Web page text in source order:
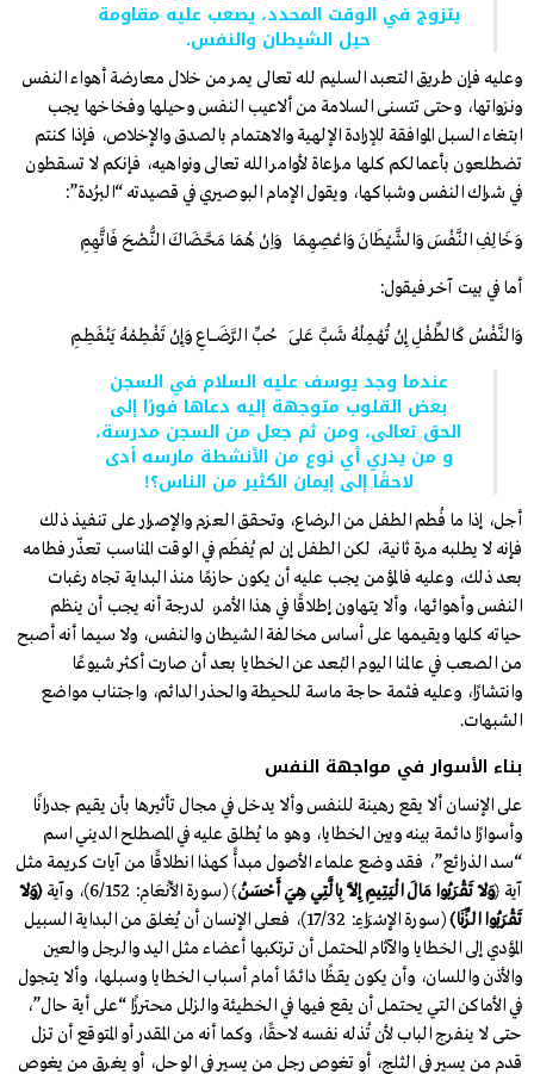
يتزوج في الوقت المحدد، يصعب عليه مقاومة
حيل الشيطان والنفس.
وعليه فإن طريق التعبد السليم لله تعالى يمر من خلال معارضة أهواء النفس
ونزواتها، وحتى تتسنى السلامة من ألاعيب النفس وحيلها وفخاخها يجب
ابتغاء السبل الموافقة للإرادة الإلهية والاهتمام بالصدق والإخلاص، فإذا كنتم
تضطلعون بأعمالكم كلها مراعاة لأوامر الله تعالى ونواهيه، فإنكم لا تسقطون
في شراك النفس وشباكها، ويقول الإمام البوصيري في قصيدته “البُردة”:
وَخَالِفِ النَّفْسَ وَالشَّيْطَانَ وَاعْصِهِمَا وَاِنْ هُمَا مَحَّضَاكَ النُّصْحَ فَاتَّهِمِ
أما في بيت آخر فيقول:
وَالنَّفْسُ كَالطِّفْلِ إِنْ تُهْمِلْهُ شَبَّ عَلَى حُبِّ الرَّضَـــــاعِ وَإِنْ تَفْـطِمْهُ يَنْفَطِــمِ
عندما وجد يوسف عليه السلام في السجن
بعض القلوب متوجهة إليه دعاها فورًا إلى
الحق تعالى، ومن ثم جعل من السجن مدرسة،
و من يدري أي نوع من الأنشطة مارسه أدى
لاحقًا إلى إيمان الكثير من الناس؟!
أجل، إذا ما فُطم الطفل من الرضاع، وتحقق العزم والإصرار على تنفيذ ذلك
فإنه لا يطلبه مرة ثانية، لكن الطفل إن لم يُفطَم في الوقت المناسب تعذّر فطامه
بعد ذلك، وعليه فالمؤمن يجب عليه أن يكون حازمًا منذ البداية تجاه رغبات
النفس وأهوائها، وألا يتهاون إطلاقًا في هذا الأمر، لدرجة أنه يجب أن ينظم
حياته كلها ويقيمها على أساس مخالفة الشيطان والنفس، ولا سيما أنه أصبح
من الصعب في عالمنا اليوم البُعد عن الخطايا بعد أن صارت أكثر شيوعًا
وانتشارًا، وعليه فثمة حاجة ماسة للحيطة والحذر الدائم، واجتناب مواضع
الشبهات.
بناء الأسوار في مواجهة النفس
على الإنسان ألا يقع رهينة للنفس وألا يدخل في مجال تأثيرها بأن يقيم جدرانًا
وأسوارًا دائمة بينه وبين الخطايا، وهو ما يُطلق عليه في المصطلح الديني اسم
“سد الذرائع”، فقد وضع علماء الأصول مبدأً كهذا انطلاقًا من آيات كريمة مثل
آية ﴿وَلَا تَقْرَبُوا مَالَ الْيَتِيمِ إِلَّا بِالَّتِي هِيَ أَحْسَنُ﴾ (سورة الأَنْعَامِ: 6/152)، وآية
﴿وَلَا
تَقْرَبُوا الزِّنَا﴾
(سورة الإِسْرَاءِ: 17/32)، فعلى الإنسان أن يُغلق من البداية السبيل
المؤدي إلى الخطايا والآثام المحتمل أن ترتكبها أعضاء مثل اليد والرجل والعين
والأذن واللسان، وأن يكون يقظًا دائمًا أمام أسباب الخطايا وسبلها، وألا يتجول
في الأماكن التي يحتمل أن يقع فيها في الخطيئة والزلل محترزًا “على أية حال”،
حتى لا ينفرج الباب لأن تُذله نفسه لاحقًا، وكما أنه من المقدر أو المتوقع أن تزل
قدم من يسير في الثلج، أو تغوص رجل من يسير في الوحل، أو يغرق من يغوص